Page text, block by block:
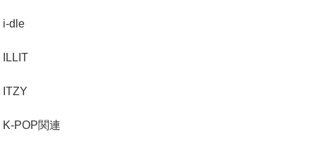
i-dle
ILLIT
ITZY
K-POP関連